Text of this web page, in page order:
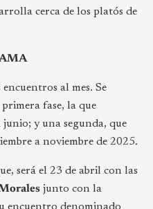
cerca de los platós de
al mes. Se
fase, la que
junio; y una segunda, que
a noviembre de 2025.
será el 23 de abril con las
junto con la
encuentro denominado